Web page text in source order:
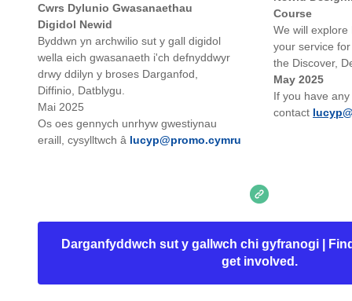
Cwrs Dylunio Gwasanaethau
Digidol Newid
Byddwn yn archwilio sut y gall digidol
wella eich gwasanaeth i'ch defnyddwyr
drwy ddilyn y broses Darganfod,
Diffinio, Datblygu.
Mai 2025
Os oes gennych unrhyw gwestiynau
eraill, cysylltwch â lucyp@promo.cymru
Course
We will
your service
the Discover,
May 2025
​If you have
contact
Darganfyddwch sut y gallwch chi gyfranogi |
get involved.